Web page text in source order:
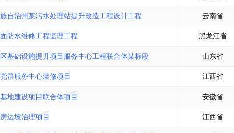
自治州某污水处理站提升改造工程设计工程 云南省
防水维修工程监理工程 黑龙江省
基础设施提升项目服务中心工程联合体某标段 山东省
群服务中心装修项目 江西省
地建设项目联合体项目 安徽省
边坡治理项目 江西省